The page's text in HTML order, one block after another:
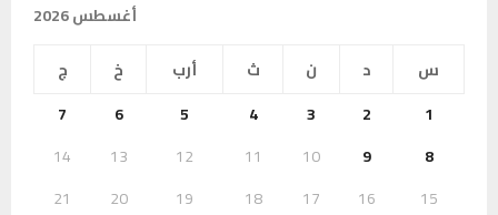
أغسطس 2026
س
د ن ث أرب خ
ج
1
2
3
4
5
6
7
8
9
10
11
12
13
14
15
16
17
18
19
20
21